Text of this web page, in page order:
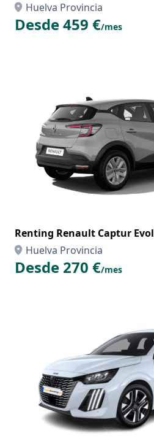
Huelva Provincia
Desde 459 €/mes
Renting Renault Captur
Huelva Provincia
Desde 270 €/mes